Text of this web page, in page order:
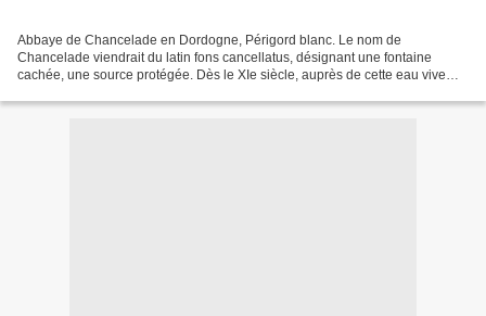
Abbaye de Chancelade en Dordogne, Périgord blanc. Le nom de
Chancelade viendrait du latin fons cancellatus, désignant une fontaine
cachée, une source protégée. Dès le XIe siècle, auprès de cette eau vive